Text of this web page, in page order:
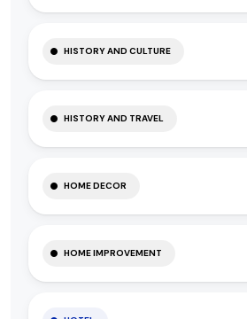
HISTORY AND CULTURE
HISTORY AND TRAVEL
HOME DECOR
HOME IMPROVEMENT